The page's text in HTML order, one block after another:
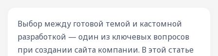
Выбор между готовой темой и кастомной
разработкой — один из ключевых вопросов
при создании сайта компании. В этой статье